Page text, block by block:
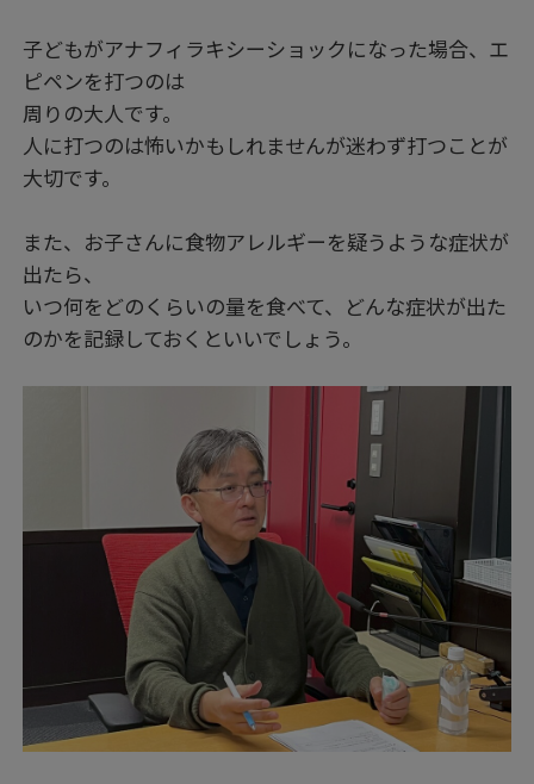
子どもがアナフィラキシーショックになった場合、エ
ピペンを打つのは
周りの大人です。
人に打つのは怖いかもしれませんが迷わず打つことが
大切です。
また、お子さんに食物アレルギーを疑うような症状が
出たら、
いつ何をどのくらいの量を食べて、どんな症状が出た
のかを記録しておくといいでしょう。